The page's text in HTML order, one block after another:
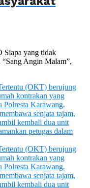
yang tidak
Angin Malam”,